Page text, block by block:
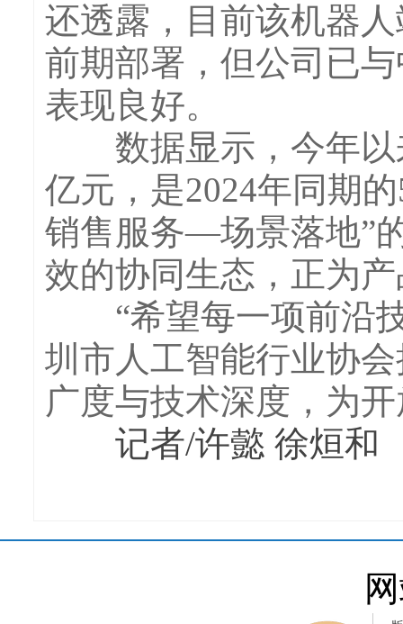
还透露，目前该机器
前期部署，但公司已
表现良好。
数据显示，今年以
亿元，是2024年同期
销售服务—场景落地”
效的协同生态，正为
“希望每一项前沿技
圳市人工智能行业协
广度与技术深度，为
记者/许懿 徐烜和